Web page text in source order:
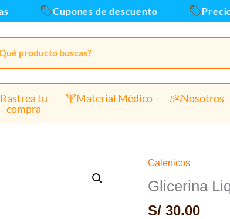
Cupones de descuento Precios
Rastrea tu
compra
Material Médico Nosotros
Galenicos
Glicerina
S/ 30.00
Glicerina
Liquida
-